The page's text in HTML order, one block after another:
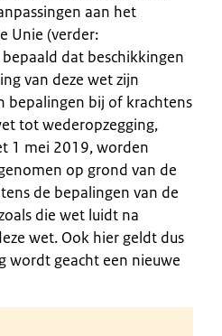
aan het
Unie (verder:
dat beschikkingen
van deze wet zijn
bepalingen bij of krachtens
tot wederopzegging,
1 mei 2019, worden
op grond van de
de bepalingen van de
die wet luidt na
wet. Ook hier geldt dus
wordt geacht een nieuwe